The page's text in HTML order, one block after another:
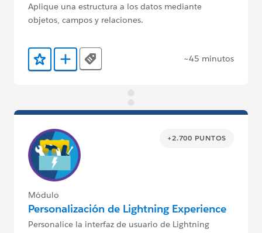
Aplique una estructura a los datos mediante
objetos, campos y relaciones.
Agregar a favoritos
Agregar a Trailmix
Tags ~45 minutos
+2.700 PUNTOS
Módulo
Personalización de Lightning Experience
Personalice la interfaz de usuario de Lightning